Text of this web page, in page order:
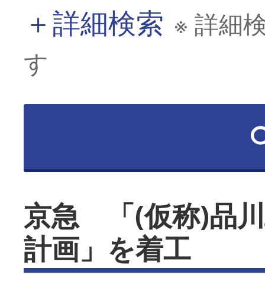
＋詳細検索 ※ 詳細
す
京急 「(仮称)品
計画」を着工